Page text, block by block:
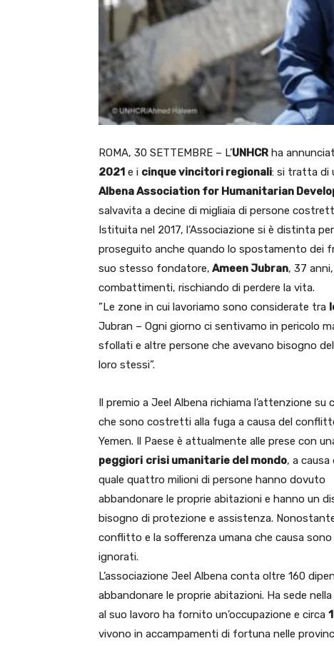
ROMA, 30 SETTEMBRE – L’UNHCR ha
2021 e i cinque vincitori regionali: si tratta di
Albena Association for Humanitarian
salvavita a decine di migliaia di persone
Istituita nel 2017, l’Associazione si è distinta
proseguito anche quando lo spostamento dei
suo stesso fondatore, Ameen Jubran, 37
combattimenti, rischiando di perdere la vita.
”Le zone in cui lavoriamo sono considerate tra
Jubran – Ogni giorno ci sentivamo in pericolo
sfollati e altre persone che avevano bisogno
loro stessi”.
Il premio a Jeel Albena richiama l’attenzione su
che sono costretti alla fuga a causa del
Yemen. Il Paese è attualmente alle prese con
peggiori crisi umanitarie del mondo, a causa
quale quattro milioni di persone hanno dovuto
abbandonare le proprie abitazioni e hanno un
bisogno di protezione e assistenza.
conflitto e la sofferenza umana che causa
ignorati.
L’associazione Jeel Albena conta oltre 160
abbandonare le proprie abitazioni. Ha sede
al suo lavoro ha fornito un’occupazione e circa
vivono in accampamenti di fortuna nelle